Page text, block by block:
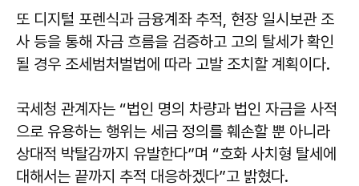
또 디지털 포렌식과 금융계좌 추적, 현장 일시보관 조
사 등을 통해 자금 흐름을 검증하고 고의 탈세가 확인
될 경우 조세범처벌법에 따라 고발 조치할 계획이다.
국세청 관계자는 “법인 명의 차량과 법인 자금을 사적
으로 유용하는 행위는 세금 정의를 훼손할 뿐 아니라
상대적 박탈감까지 유발한다”며 “호화 사치형 탈세에
대해서는 끝까지 추적 대응하겠다”고 밝혔다.